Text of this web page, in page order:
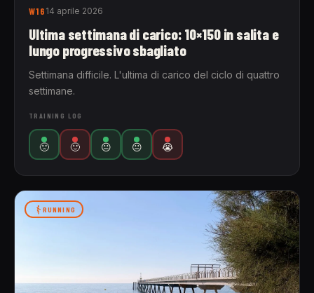
W16 14 aprile 2026
Ultima settimana di carico: 10×150 in salita e
lungo progressivo sbagliato
Settimana difficile. L'ultima di carico del ciclo di quattro
settimane.
TRAINING LOG
🙁 🙂 😐 😐 😭
RUNNING